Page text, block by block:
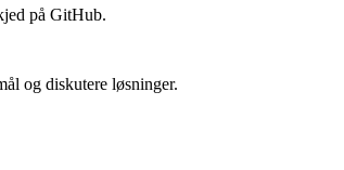
på GitHub.
og diskutere løsninger.